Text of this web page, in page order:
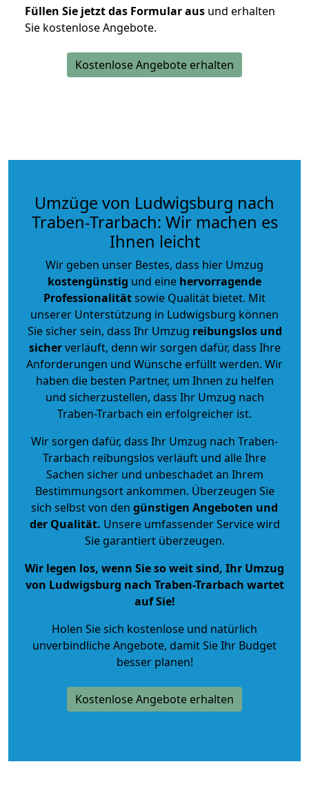
Füllen Sie jetzt das Formular aus und erhalten
Sie kostenlose Angebote.
Kostenlose Angebote erhalten
Umzüge von Ludwigsburg nach
Traben-Trarbach: Wir machen es
Ihnen leicht
Wir geben unser Bestes, dass hier Umzug
kostengünstig und eine hervorragende
Professionalitätsowie Qualität bietet. Mit
unserer Unterstützung in Ludwigsburg können
Sie sicher sein, dass Ihr Umzug reibungslos und
sicherverläuft, denn wir sorgen dafür, dass Ihre
Anforderungen und Wünsche erfüllt werden. Wir
haben die besten Partner, um Ihnen zu helfen
und sicherzustellen, dass Ihr Umzug nach
Traben-Trarbach ein erfolgreicher ist.
Wir sorgen dafür, dass Ihr Umzug nach Traben-
Trarbach reibungslos verläuft und alle Ihre
Sachen sicher und unbeschadet an Ihrem
Bestimmungsort ankommen. Überzeugen Sie
sich selbst von den günstigen Angeboten und
der Qualität. Unsere umfassender Service wird
Sie garantiert überzeugen.
Wir legen los, wenn Sie so weit sind, Ihr Umzug
von Ludwigsburg nach Traben-Trarbach wartet
auf Sie!
Holen Sie sich kostenlose und natürlich
unverbindliche Angebote, damit Sie Ihr Budget
besser planen!
Kostenlose Angebote erhalten